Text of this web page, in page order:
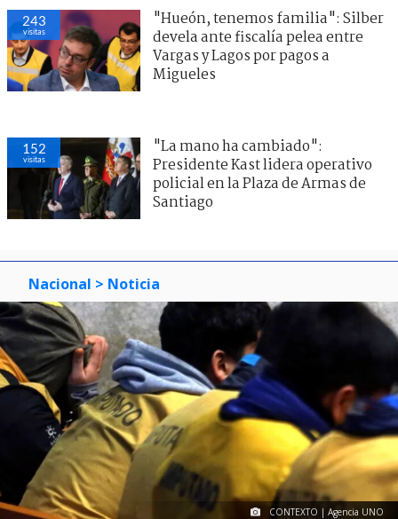
243
visitas
"Hueón, tenemos familia": Silber
devela ante fiscalía pelea entre
Vargas y Lagos por pagos a
Migueles
152
visitas
"La mano ha cambiado":
Presidente Kast lidera operativo
policial en la Plaza de Armas de
Santiago
Nacional > Noticia
CONTEXTO | Agencia UNO